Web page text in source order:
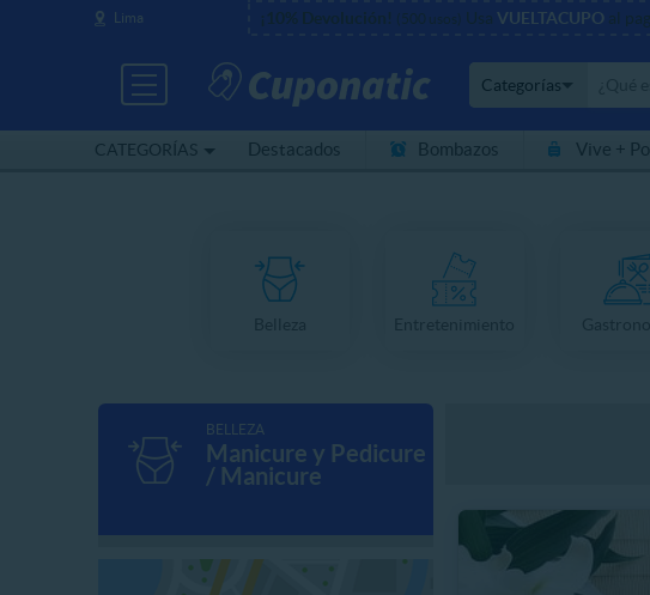
Lima ¡10% Devolución! (500 usos) Usa VUELTACUPO al
CATEGORÍAS
Categorías
Destacados Bombazos Vive +
BELLEZA
Manicure y Pedicure
/ Manicure